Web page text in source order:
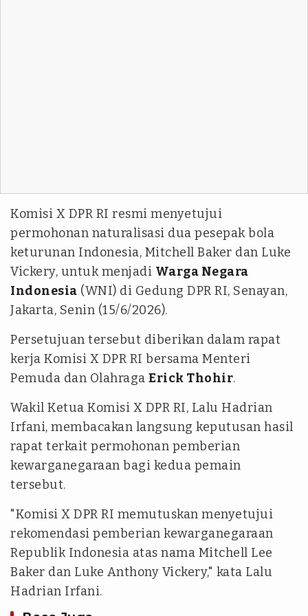
Komisi X DPR RI resmi menyetujui
permohonan naturalisasi dua pesepak bola
keturunan Indonesia, Mitchell Baker dan Luke
Vickery, untuk menjadi Warga Negara
Indonesia (WNI) di Gedung DPR RI, Senayan,
Jakarta, Senin (15/6/2026).
Persetujuan tersebut diberikan dalam rapat
kerja Komisi X DPR RI bersama Menteri
Pemuda dan Olahraga Erick Thohir.
Wakil Ketua Komisi X DPR RI, Lalu Hadrian
Irfani, membacakan langsung keputusan hasil
rapat terkait permohonan pemberian
kewarganegaraan bagi kedua pemain
tersebut.
"Komisi X DPR RI memutuskan menyetujui
rekomendasi pemberian kewarganegaraan
Republik Indonesia atas nama Mitchell Lee
Baker dan Luke Anthony Vickery," kata Lalu
Hadrian Irfani.